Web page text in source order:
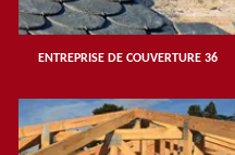
ENTREPRISE DE COUVERTURE 36